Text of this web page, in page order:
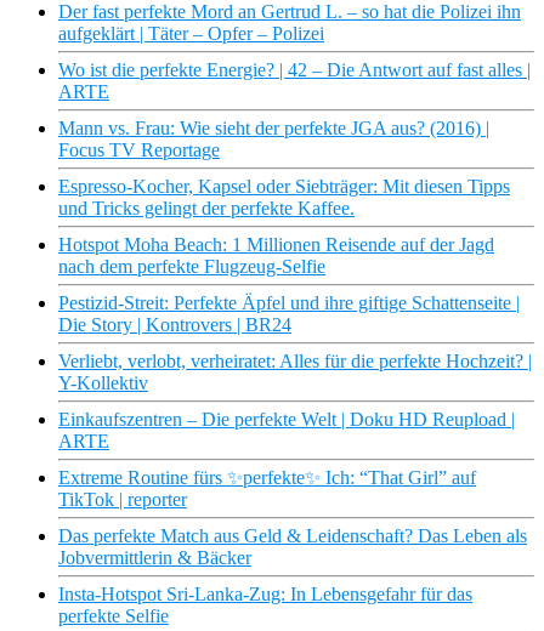
Der fast perfekte Mord an Gertrud L. – so hat die Polizei ihn
aufgeklärt | Täter – Opfer – Polizei
Wo ist die perfekte Energie? | 42 – Die Antwort auf fast alles |
ARTE
Mann vs. Frau: Wie sieht der perfekte JGA aus? (2016) |
Focus TV Reportage
Espresso-Kocher, Kapsel oder Siebträger: Mit diesen Tipps
und Tricks gelingt der perfekte Kaffee.
Hotspot Moha Beach: 1 Millionen Reisende auf der Jagd
nach dem perfekte Flugzeug-Selfie
Pestizid-Streit: Perfekte Äpfel und ihre giftige Schattenseite |
Die Story | Kontrovers | BR24
Verliebt, verlobt, verheiratet: Alles für die perfekte Hochzeit? |
Y-Kollektiv
Einkaufszentren – Die perfekte Welt | Doku HD Reupload |
ARTE
Extreme Routine fürs ✨perfekte✨ Ich: “That Girl” auf
TikTok | reporter
Das perfekte Match aus Geld & Leidenschaft? Das Leben als
Jobvermittlerin & Bäcker
Insta-Hotspot Sri-Lanka-Zug: In Lebensgefahr für das
perfekte Selfie